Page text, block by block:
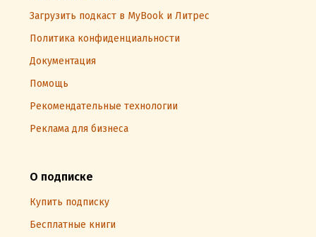
Загрузить подкаст в MyBook и Литрес
Политика конфиденциальности
Документация
Помощь
Рекомендательные технологии
Реклама для бизнеса
О подписке
Купить подписку
Бесплатные книги